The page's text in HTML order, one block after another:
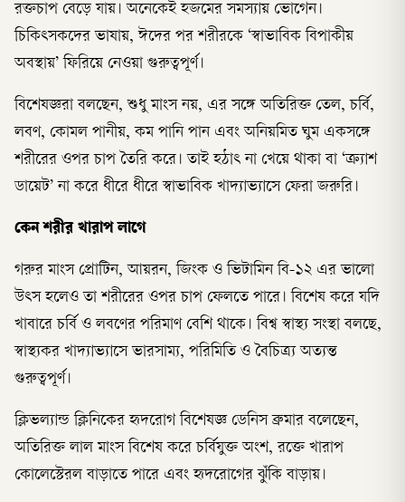
রক্তচাপ বেড়ে যায়। অনেকেই হজমের সমস্যায় ভোগেন।
চিকিৎসকদের ভাষায়, ঈদের পর শরীরকে ‘স্বাভাবিক বিপাকীয়
অবস্থায়’ ফিরিয়ে নেওয়া গুরুত্বপূর্ণ।
বিশেষজ্ঞরা বলছেন, শুধু মাংস নয়, এর সঙ্গে অতিরিক্ত তেল, চর্বি,
লবণ, কোমল পানীয়, কম পানি পান এবং অনিয়মিত ঘুম একসঙ্গে
শরীরের ওপর চাপ তৈরি করে। তাই হঠাৎ না খেয়ে থাকা বা ‘ক্র্যাশ
ডায়েট’ না করে ধীরে ধীরে স্বাভাবিক খাদ্যাভ্যাসে ফেরা জরুরি।
কেন শরীর খারাপ লাগে
গরুর মাংস প্রোটিন, আয়রন, জিংক ও ভিটামিন বি-১২ এর ভালো
উৎস হলেও তা শরীরের ওপর চাপ ফেলতে পারে। বিশেষ করে যদি
খাবারে চর্বি ও লবণের পরিমাণ বেশি থাকে। বিশ্ব স্বাস্থ্য সংস্থা বলছে,
স্বাস্থ্যকর খাদ্যাভ্যাসে ভারসাম্য, পরিমিতি ও বৈচিত্র্য অত্যন্ত
গুরুত্বপূর্ণ।
ক্লিভল্যান্ড ক্লিনিকের হৃদরোগ বিশেষজ্ঞ ডেনিস ব্রুমার বলেছেন,
অতিরিক্ত লাল মাংস বিশেষ করে চর্বিযুক্ত অংশ, রক্তে খারাপ
কোলেস্টেরল বাড়াতে পারে এবং হৃদরোগের ঝুঁকি বাড়ায়।